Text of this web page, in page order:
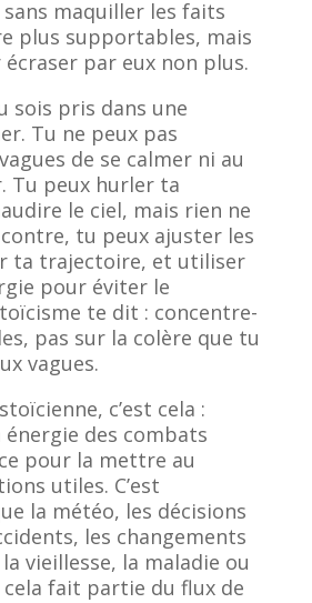
maquiller les faits
plus supportables, mais
par eux non plus.
sois pris dans une
Tu ne peux pas
de se calmer ni au
Tu peux hurler ta
le ciel, mais rien ne
tu peux ajuster les
ta trajectoire, et utiliser
pour éviter le
te dit : concentre-
pas sur la colère que tu
vagues.
c’est cela :
des combats
pour la mettre au
utiles. C’est
la météo, les décisions
les changements
vieillesse, la maladie ou
fait partie du flux de